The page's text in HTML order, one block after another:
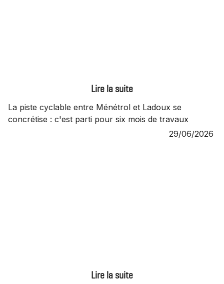
La piste cyclable entre Ménétrol et Ladoux se
concrétise : c'est parti pour six mois de travaux
29/06/2026